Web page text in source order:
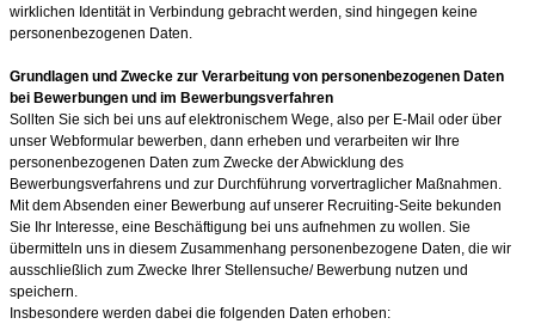
wirklichen Identität in Verbindung gebracht werden, sind hingegen keine
personenbezogenen Daten.
Grundlagen und Zwecke zur Verarbeitung von personenbezogenen Daten
bei Bewerbungen und im Bewerbungsverfahren
Sollten Sie sich bei uns auf elektronischem Wege, also per E-Mail oder über
unser Webformular bewerben, dann erheben und verarbeiten wir Ihre
personenbezogenen Daten zum Zwecke der Abwicklung des
Bewerbungsverfahrens und zur Durchführung vorvertraglicher Maßnahmen.
Mit dem Absenden einer Bewerbung auf unserer Recruiting-Seite bekunden
Sie Ihr Interesse, eine Beschäftigung bei uns aufnehmen zu wollen. Sie
übermitteln uns in diesem Zusammenhang personenbezogene Daten, die wir
ausschließlich zum Zwecke Ihrer Stellensuche/ Bewerbung nutzen und
speichern.
Insbesondere werden dabei die folgenden Daten erhoben: